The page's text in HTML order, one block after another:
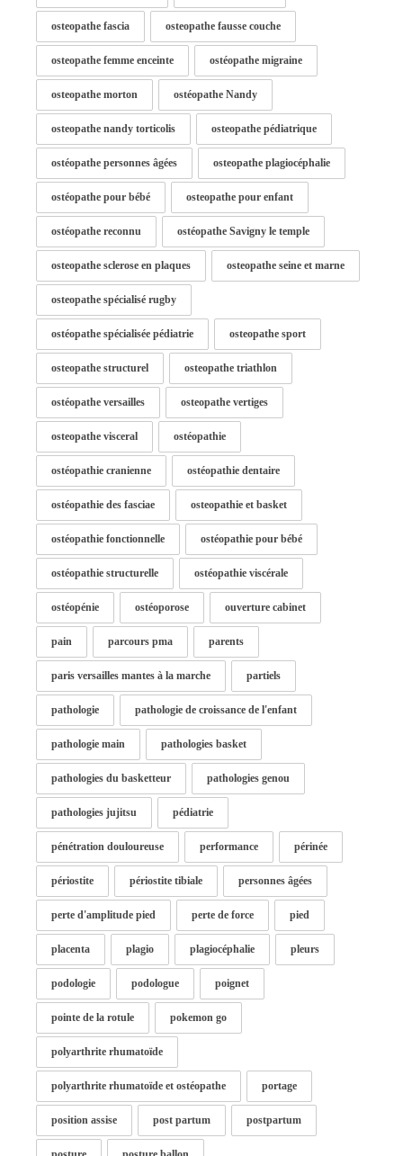
osteopathe fascia osteopathe fausse couche
osteopathe femme enceinte ostéopathe migraine
osteopathe morton ostéopathe Nandy
osteopathe nandy torticolis osteopathe pédiatrique
ostéopathe personnes âgées osteopathe plagiocéphalie
ostéopathe pour bébé osteopathe pour enfant
ostéopathe reconnu ostéopathe Savigny le temple
osteopathe sclerose en plaques osteopathe seine et marne
osteopathe spécialisé rugby
ostéopathe spécialisée pédiatrie osteopathe sport
osteopathe structurel osteopathe triathlon
ostéopathe versailles osteopathe vertiges
osteopathe visceral ostéopathie
ostéopathie cranienne ostéopathie dentaire
ostéopathie des fasciae osteopathie et basket
ostéopathie fonctionnelle ostéopathie pour bébé
ostéopathie structurelle ostéopathie viscérale
ostéopénie ostéoporose ouverture cabinet
pain parcours pma parents
paris versailles mantes à la marche partiels
pathologie pathologie de croissance de l'enfant
pathologie main pathologies basket
pathologies du basketteur pathologies genou
pathologies jujitsu pédiatrie
pénétration douloureuse performance périnée
périostite périostite tibiale personnes âgées
perte d'amplitude pied perte de force pied
placenta plagio plagiocéphalie pleurs
podologie podologue poignet
pointe de la rotule pokemon go
polyarthrite rhumatoïde
polyarthrite rhumatoïde et ostéopathe portage
position assise post partum postpartum